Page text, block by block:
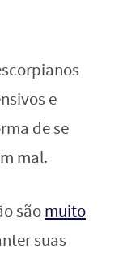
e
de se
mal.
sãomuito
suas